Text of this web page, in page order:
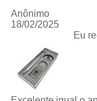
Anônimo
18/02/2025
Eu